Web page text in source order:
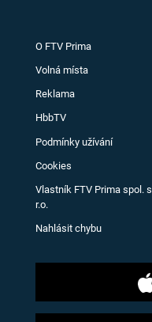
O FTV Prima
Volná místa
Reklama
HbbTV
Podmínky užívání
Cookies
Vlastník FTV Prima spol. s
r.o.
Nahlásit chybu